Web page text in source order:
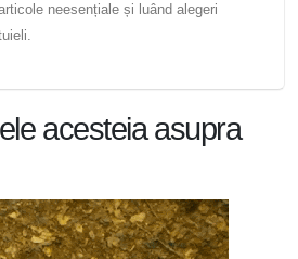
neesențiale și luând alegeri
acesteia asupra